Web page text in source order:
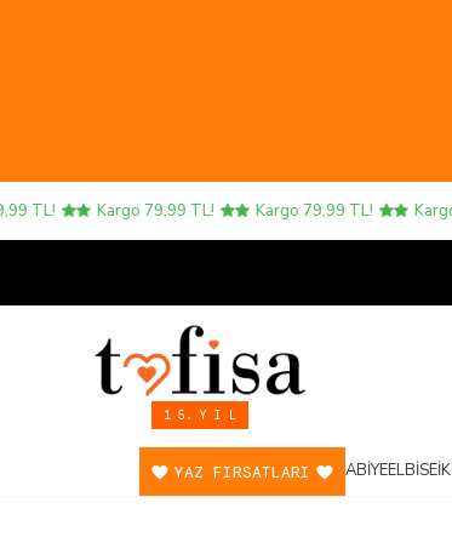
Kargo 79,99 TL! Kargo 79,99 TL! Kargo
1 5. Y I L
YAZ FIRSATLARI ABIYEELBISE